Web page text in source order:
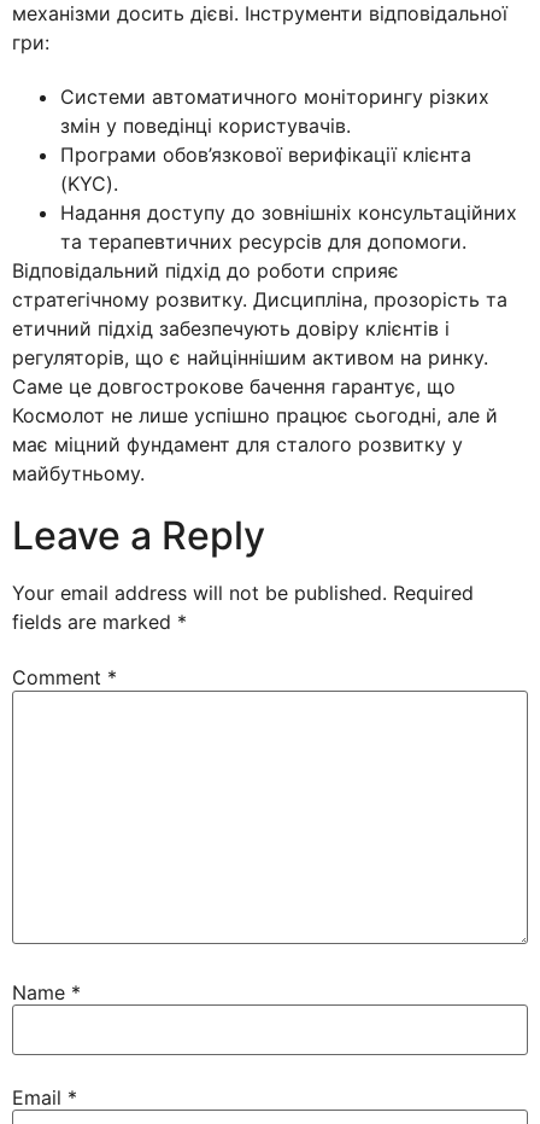
механізми досить дієві. Інструменти відповідальної
гри:
Системи автоматичного моніторингу різких
змін у поведінці користувачів.
Програми обов’язкової верифікації клієнта
(KYC).
Надання доступу до зовнішніх консультаційних
та терапевтичних ресурсів для допомоги.
Відповідальний підхід до роботи сприяє
стратегічному розвитку. Дисципліна, прозорість та
етичний підхід забезпечують довіру клієнтів і
регуляторів, що є найціннішим активом на ринку.
Саме це довгострокове бачення гарантує, що
Космолот не лише успішно працює сьогодні, але й
має міцний фундамент для сталого розвитку у
майбутньому.
Leave a Reply
Your email address will not be published. Required
fields are marked *
Comment *
Name *
Email *